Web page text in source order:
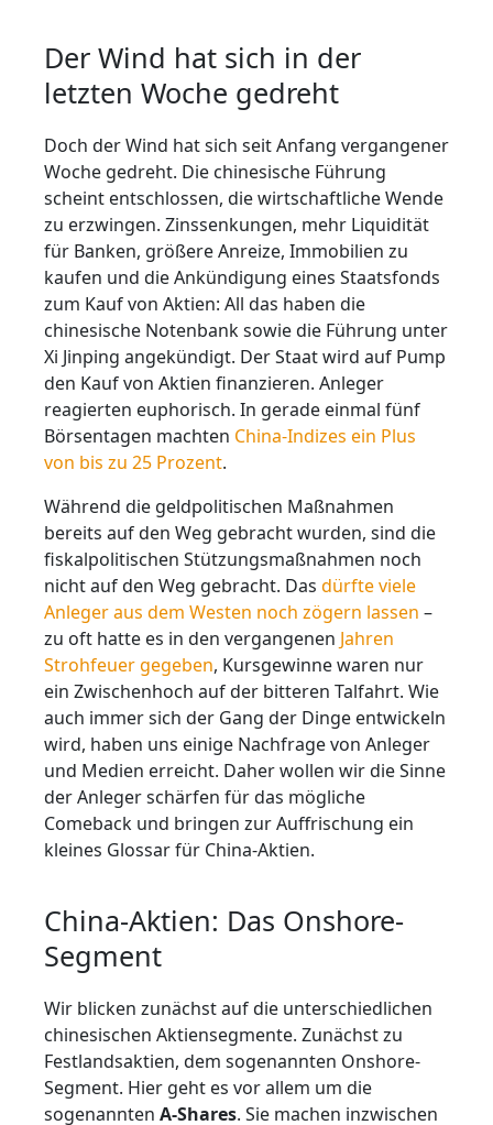
Der Wind hat sich in der
letzten Woche gedreht
Doch der Wind hat sich seit Anfang vergangener
Woche gedreht. Die chinesische Führung
scheint entschlossen, die wirtschaftliche Wende
zu erzwingen. Zinssenkungen, mehr Liquidität
für Banken, größere Anreize, Immobilien zu
kaufen und die Ankündigung eines Staatsfonds
zum Kauf von Aktien: All das haben die
chinesische Notenbank sowie die Führung unter
Xi Jinping angekündigt. Der Staat wird auf Pump
den Kauf von Aktien finanzieren. Anleger
reagierten euphorisch. In gerade einmal fünf
Börsentagen machten China-Indizes ein Plus
von bis zu 25 Prozent.
Während die geldpolitischen Maßnahmen
bereits auf den Weg gebracht wurden, sind die
fiskalpolitischen Stützungsmaßnahmen noch
nicht auf den Weg gebracht. Das dürfte viele
Anleger aus dem Westen noch zögern lassen –
zu oft hatte es in den vergangenen Jahren
Strohfeuer gegeben, Kursgewinne waren nur
ein Zwischenhoch auf der bitteren Talfahrt. Wie
auch immer sich der Gang der Dinge entwickeln
wird, haben uns einige Nachfrage von Anleger
und Medien erreicht. Daher wollen wir die Sinne
der Anleger schärfen für das mögliche
Comeback und bringen zur Auffrischung ein
kleines Glossar für China-Aktien.
China-Aktien: Das Onshore-
Segment
Wir blicken zunächst auf die unterschiedlichen
chinesischen Aktiensegmente. Zunächst zu
Festlandsaktien, dem sogenannten Onshore-
Segment. Hier geht es vor allem um die
sogenannten A-Shares. Sie machen inzwischen